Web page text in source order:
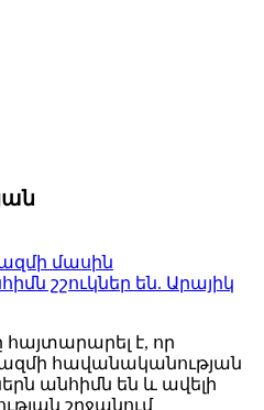
մասին
շշուկներ են. Արայիկ
հայտարարել է, որ
հավանականության
անհիմն են և ավելի
շրջանում